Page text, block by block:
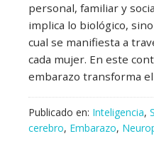
personal, familiar y
implica lo biológico,
cual se manifiesta a
cada mujer. En este
embarazo transforma
Publicado en: Inteligencia,
cerebro, Embarazo,